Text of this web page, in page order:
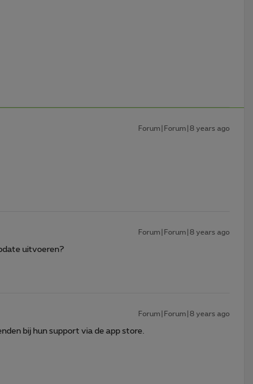
Forum|Forum|8 years ago
Forum|Forum|8 years ago
uitvoeren?
Forum|Forum|8 years ago
bij hun support via de app store.